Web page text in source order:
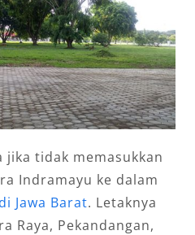
jika tidak memasukkan
Indramayu ke dalam
Jawa Barat. Letaknya
Raya, Pekandangan,